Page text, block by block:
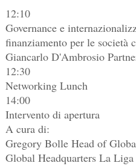
12:10
Governance e
finanziamento per le società
Giancarlo D'Ambrosio
12:30
Networking Lunch
14:00
Intervento di apertura
A cura di:
Gregory Bolle Head of
Global Headquarters La Liga